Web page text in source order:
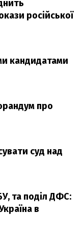
російської
кандидатами
про
суд над
та поділ ДФС:
в